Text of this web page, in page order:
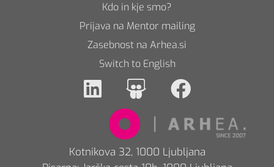
Kdo in kje smo?
Prijava na Mentor mailing
Zasebnost na Arhea.si
Switch to English
Kotnikova 32, 1000 Ljubljana